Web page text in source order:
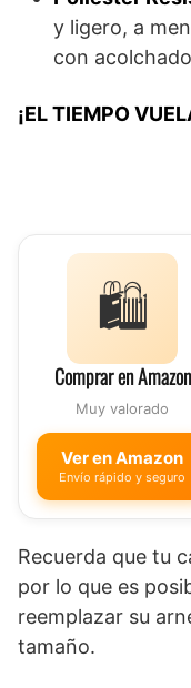
y ligero, a
con
¡EL TIEMPO
🛍️
Comprar en Amazon
Muy valorado
Ver en Amazon
Envío rápido y seguro
Recuerda que tu
por lo que es
reemplazar su
tamaño.